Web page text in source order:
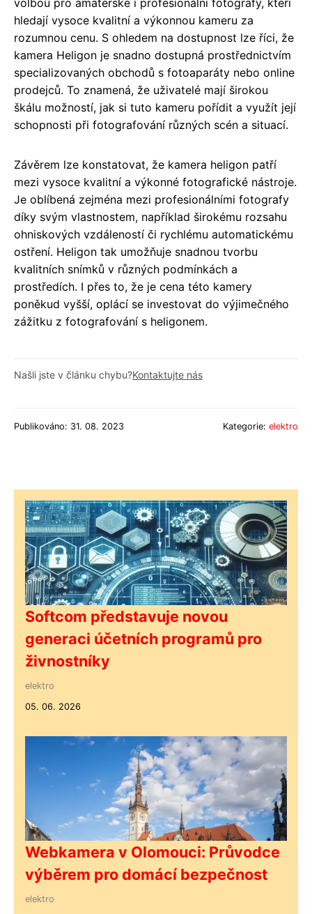
volbou pro amatérské i profesionální fotografy, kteří
hledají vysoce kvalitní a výkonnou kameru za
rozumnou cenu. S ohledem na dostupnost lze říci, že
kamera Heligon je snadno dostupná prostřednictvím
specializovaných obchodů s fotoaparáty nebo online
prodejců. To znamená, že uživatelé mají širokou
škálu možností, jak si tuto kameru pořídit a využít její
schopnosti při fotografování různých scén a situací.
Závěrem lze konstatovat, že kamera heligon patří
mezi vysoce kvalitní a výkonné fotografické nástroje.
Je oblíbená zejména mezi profesionálními fotografy
díky svým vlastnostem, například širokému rozsahu
ohniskových vzdáleností či rychlému automatickému
ostření. Heligon tak umožňuje snadnou tvorbu
kvalitních snímků v různých podmínkách a
prostředích. I přes to, že je cena této kamery
poněkud vyšší, oplácí se investovat do výjimečného
zážitku z fotografování s heligonem.
Našli jste v článku chybu?Kontaktujte nás
Publikováno: 31. 08. 2023 Kategorie: elektro
Softcom představuje novou
generaci účetních programů pro
živnostníky
elektro
05. 06. 2026
Webkamera v Olomouci: Průvodce
výběrem pro domácí bezpečnost
elektro